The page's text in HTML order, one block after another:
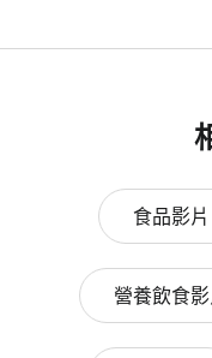
食品影片
營養飲食影